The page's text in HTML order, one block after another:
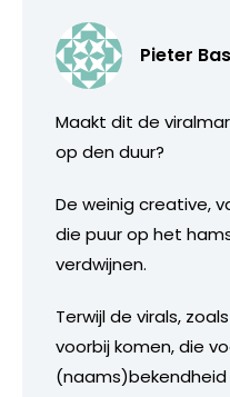
Pieter
Maakt dit de
op den duur?
De weinig creative,
die puur op het
verdwijnen.
Terwijl de virals,
voorbij komen, die